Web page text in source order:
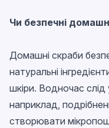
Чи безпечні
Домашні скраби
натуральні
шкіри. Водночас слід
наприклад,
створювати